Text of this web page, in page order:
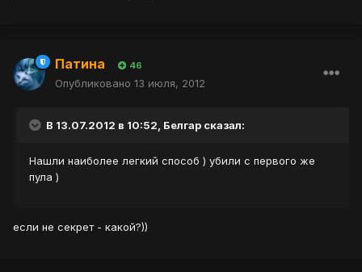
Патина 46
Опубликовано 13 июля, 2012
В 13.07.2012 в 10:52, Белгар сказал:
Нашли наиболее легкий способ ) убили с первого же
пула )
если не секрет - какой?))